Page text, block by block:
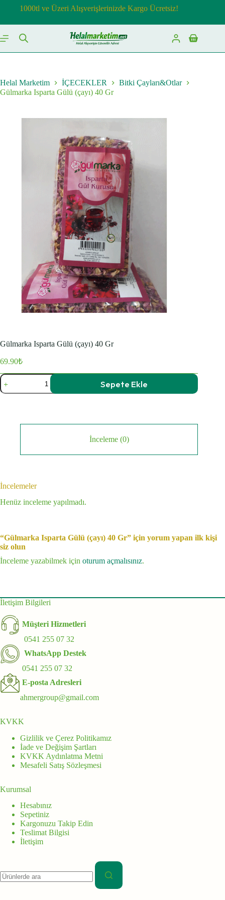
1000tl ve Üzeri Alışverişlerinizde Kargo Ücretsiz!
Shopping
cart
Helal Marketim İÇECEKLER
Bitki Çayları&Otlar
Gülmarka Isparta Gülü (çayı) 40 Gr
Gülmarka Isparta Gülü (çayı) 40 Gr
69.90₺
Gülmarka
Isparta
Gülü
Sepete Ekle
İnceleme (0)
İncelemeler
Henüz inceleme yapılmadı.
“Gülmarka Isparta Gülü (çayı) 40 Gr” için yorum yapan ilk kişi
siz olun
İnceleme yazabilmek için oturum açmalısınız.
İletişim Bilgileri
Müşteri Hizmetleri
0541 255 07 32
WhatsApp Destek
0541 255 07 32
E-posta Adresleri
ahmergroup@gmail.com
KVKK
Gizlilik ve Çerez Politikamız
İade ve Değişim Şartları
KVKK Aydınlatma Metni
Mesafeli Satış Sözleşmesi
Kurumsal
Hesabınız
Sepetiniz
Kargonuzu Takip Edin
Teslimat Bilgisi
İletişim